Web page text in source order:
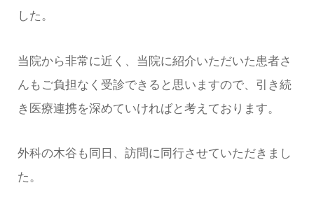
した。
当院から非常に近く、当院に紹介いただいた患者さ
んもご負担なく受診できると思いますので、引き続
き医療連携を深めていければと考えております。
外科の木谷も同日、訪問に同行させていただきまし
た。